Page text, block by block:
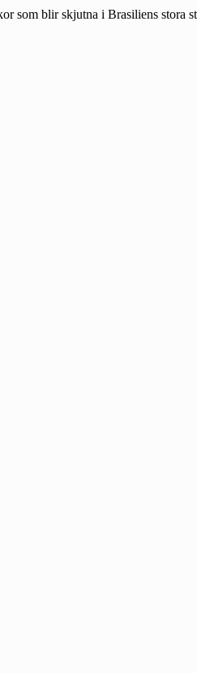
som blir skjutna i Brasiliens stora